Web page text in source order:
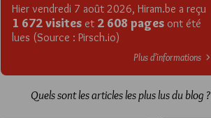
Hier vendredi 7 août 2026, Hiram.be a reçu
1 672 visites et 2 608 pages ont été
lues (Source : Pirsch.io)
Plus d’informations
Quels sont les articles les plus lus du blog ?